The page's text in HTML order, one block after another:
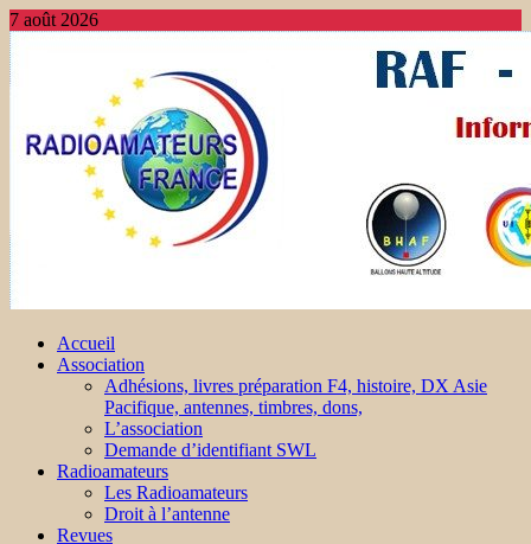
7 août 2026
Accueil
Association
Adhésions, livres préparation F4, histoire, DX Asie
Pacifique, antennes, timbres, dons,
L’association
Demande d’identifiant SWL
Radioamateurs
Les Radioamateurs
Droit à l’antenne
Revues